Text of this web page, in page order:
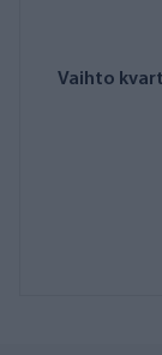
Vaihto